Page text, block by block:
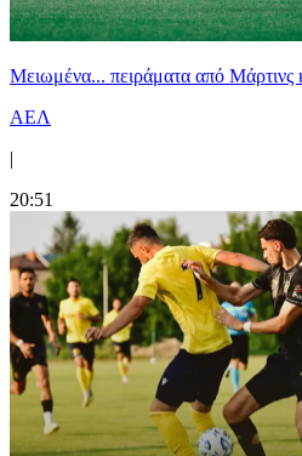
Μειωμένα... πειράματα από Μάρτινς
ΑΕΛ
|
20:51